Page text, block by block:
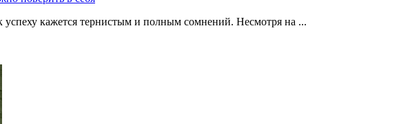
кажется тернистым и полным сомнений. Несмотря на ...